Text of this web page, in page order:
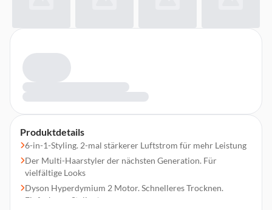
Produktdetails
6-in-1-Styling. 2-mal stärkerer Luftstrom für mehr Leistung
Der Multi-Haarstyler der nächsten Generation. Für
vielfältige Looks
Dyson Hyperdymium 2 Motor. Schnelleres Trocknen.
Einfacheres Styling*